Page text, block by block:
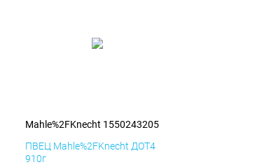
Mahle%2FKnecht 1550243205
ПВЕЦ Mahle%2FKnecht ДОТ4
910г